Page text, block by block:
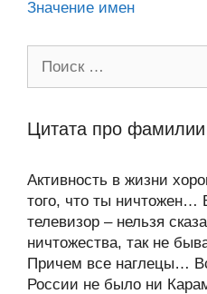
Значение имен
Цитата про фамилии
Активность в жизни
того, что ты ничтожен…
телевизор – нельзя
ничтожества, так не
Причем все наглецы…
России не было ни